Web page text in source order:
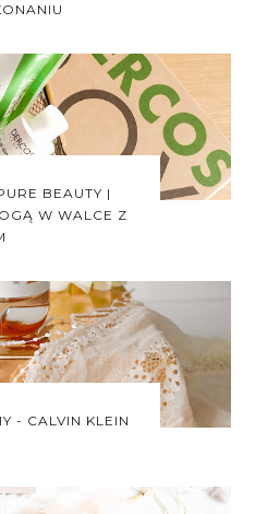
BEAUTY |
W WALCE Z
- CALVIN KLEIN